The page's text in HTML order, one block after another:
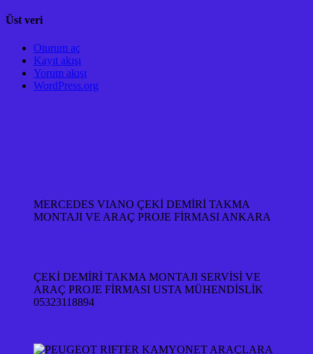
Üst veri
Oturum aç
Kayıt akışı
Yorum akışı
WordPress.org
MERCEDES VIANO ÇEKİ DEMİRİ TAKMA
MONTAJI VE ARAÇ PROJE FİRMASI ANKARA
ÇEKİ DEMİRİ TAKMA MONTAJI SERVİSİ VE
ARAÇ PROJE FİRMASI USTA MÜHENDİSLİK
05323118894